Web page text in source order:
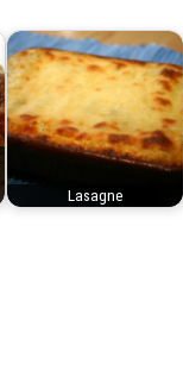
Lasagne